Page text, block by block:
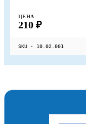
ЦЕНА
210 ₽
SKU · 10.02.001